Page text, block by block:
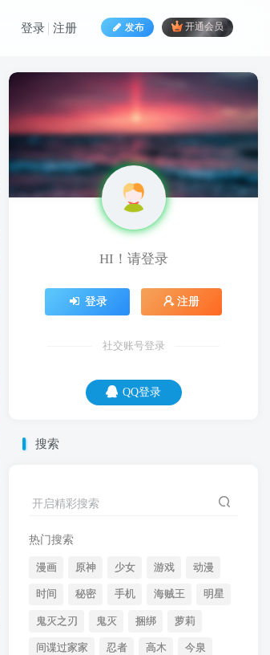
发布 开通会员
登录 注册
HI！请登录
登录 注册
社交账号登录
QQ登录
搜索
开启精彩搜索
热门搜索
漫画 原神 少女 游戏 动漫
时间 秘密 手机 海贼王 明星
鬼灭之刃 鬼灭 捆绑 萝莉
间谍过家家 忍者 高木 今泉
HI！请登录
登录 注册
社交账号登录
QQ登录
为了你好，是多么可怕的道德绑架啊。